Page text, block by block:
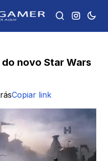
novo Star Wars
Copiar link